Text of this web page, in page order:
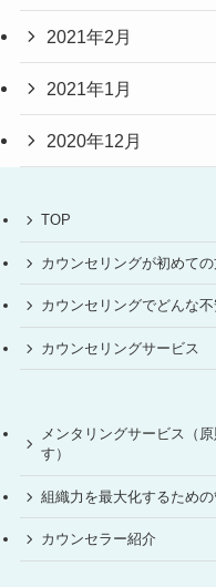
2021年2月
2021年1月
2020年12月
TOP
カウンセリングが初めて
カウンセリングでどんな
カウンセリングサービス
メンタリングサービス（
す）
組織力を最大化するため
カウンセラー紹介